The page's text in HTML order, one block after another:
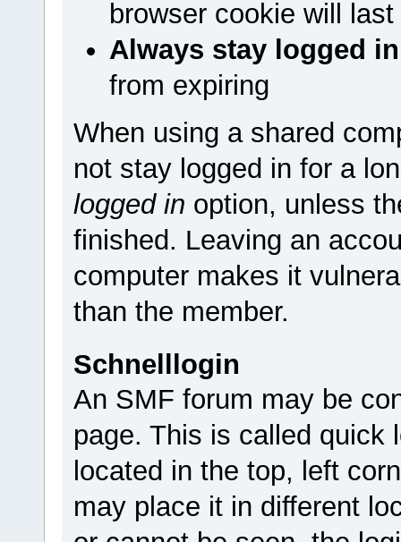
browser cookie will
Always stay logged in
from expiring
When using a shared
not stay logged in for a
logged in option, unless
finished. Leaving an
computer makes it
than the member.
Schnelllogin
An SMF forum may be
page. This is called quick
located in the top, left
may place it in different